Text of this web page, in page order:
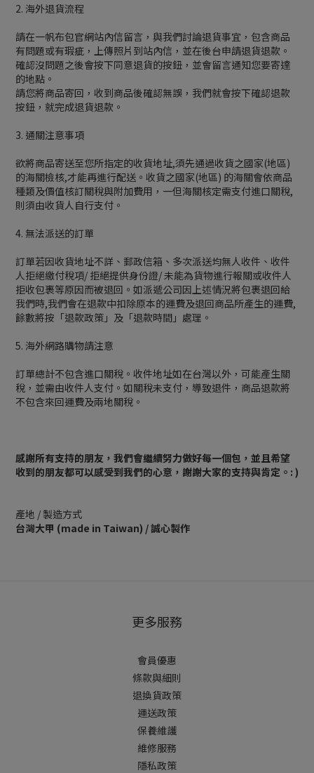
2. 海外退貨流程
請在一帆布包官網站內信留言，與我們討論退貨事宜，包含商品
有問題或有瑕疵，上傳照片到站內信，並在後台申請退貨退款。
確認沒問題之後會按下同意退貨的按鈕，並會留言通知您要寄達
的地點。
請您將商品寄回，收到商品後確認無誤，我們就會按下確認退款
按鈕，就完成退貨退款。
3. 通關注意事項
欲將商品寄送至您所指定的收貨地址,須先通過收貨之國家(地區)
的海關檢核,才能再進行配送。收貨之國家(地區) 的海關會依商品
種類及價值核訂關稅與附加費用，一但海關核定需支付進口關稅,
則須由收貨人自行支付。
4. 無法派送的訂單
訂單若因收貨地址不詳、郵政信箱、多次派送均無人收件、收件
人拒絕繳付稅項/ 拒絕提供身份證/ 未能為貨物進行報關或收件人
拒收包裹等原因而被退回。如派遞公司因上述情況將包裹退回給
我們時,我們會在退款中扣除原本的運費及退回商品所產生的運費,
餘數將按「退款政策」及「退款時間」處理。
5. 海外網路購物請注意
訂單總計不包含進口關稅。收件地址如在台灣以外，可能產生關
稅，並需由收件人支付。如關稅未支付，導致退件，商品退款將
不包含來回運費及兩地關稅。
感謝所有支持的朋友，我們會繼續努力做好每一個包，並且希望
收到的朋友都可以感受到我們的心意，謝謝大家的支持與肯定。: )
產地 / 製造方式
台灣大甲 (made in Taiwan) / 誠心製作
更多服務
會員優惠
條款與細則
退換貨政策
運送政策
保養維護
維修服務
隱私政策